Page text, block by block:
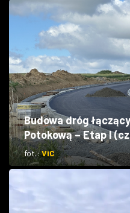
Budowa dróg
Potokową – Etap I
fot.:ViC